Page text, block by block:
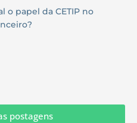
o papel da CETIP no
postagens